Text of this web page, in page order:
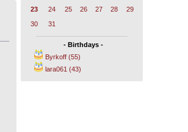
23
24 25 26 27 28
29
30
31
- Birthdays -
Byrkoff (55)
lara061 (43)